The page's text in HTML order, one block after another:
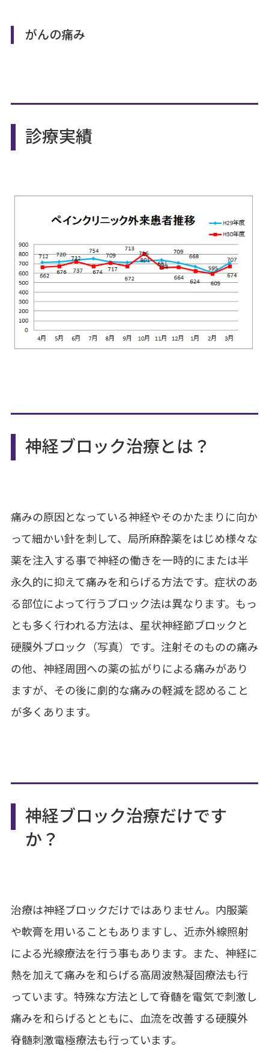
がんの痛み
診療実績
神経ブロック治療とは？
痛みの原因となっている神経やそのかたまりに向か
って細かい針を刺して、局所麻酔薬をはじめ様々な
薬を注入する事で神経の働きを一時的にまたは半
永久的に抑えて痛みを和らげる方法です。症状のあ
る部位によって行うブロック法は異なります。もっ
とも多く行われる方法は、星状神経節ブロックと
硬膜外ブロック（写真）です。注射そのものの痛み
の他、神経周囲への薬の拡がりによる痛みがあり
ますが、その後に劇的な痛みの軽減を認めること
が多くあります。
神経ブロック治療だけです
か？
治療は神経ブロックだけではありません。内服薬
や軟膏を用いることもありますし、近赤外線照射
による光線療法を行う事もあります。また、神経に
熱を加えて痛みを和らげる高周波熱凝固療法も行
っています。特殊な方法として脊髄を電気で刺激し
痛みを和らげるとともに、血流を改善する硬膜外
脊髄刺激電極療法も行っています。